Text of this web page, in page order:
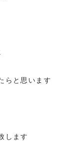
らと思います
します